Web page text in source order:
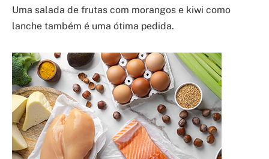
Uma salada de frutas com morangos e kiwi como
lanche também é uma ótima pedida.